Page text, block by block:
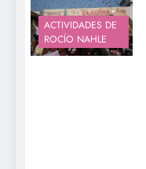
ACTIVIDADES DE
ROCÍO NAHLE